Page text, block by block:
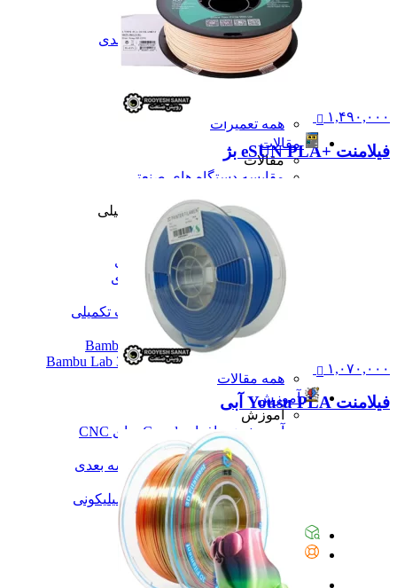
تعمیرات
تعمیرات دستگاه CNC
تعمیرات دستگاه اسکن سه بعدی
تعمیرات دستگاه پرینتر 3D
تعمیرات دستگاه برش لیزر
تعمیرات دستگاه تراشکاری
تعمیرات دستگاه فرزکاری
همه تعمیرات
مقالات
مقالات
مقایسه دستگاه های صنعتی
آموزش و اطلاعات تکمیلی
آموزش فرزکاری
آموزش تراشکاری
آموزش پرینتر سه بعدی
آموزش اسکنر سه بعدی
آموزش CNC
همه آموزش و اطلاعات تکمیلی
اخبار
نمایندگی پرینتر ۳ بعدی Bambu Lab
Bambu Lab 3D Printer Official Distributor
همه مقالات
آموزش
آموزش
آموزش نرم‌افزار G-code برای CNC
آموزش نرم‌افزار سالیدورک
آموزش جامع ساخت پرینتر سه بعدی
آموزش تراشکاری
آموزش کامل ساخت قالب سیلیکونی
همه آموزش
پیگیری سفارشات
تماس با ما
۱,۴۹۰,۰۰۰
فیلامنت +eSUN PLA بژ
۱,۰۷۰,۰۰۰
فیلامنت Yousu PLA آبی